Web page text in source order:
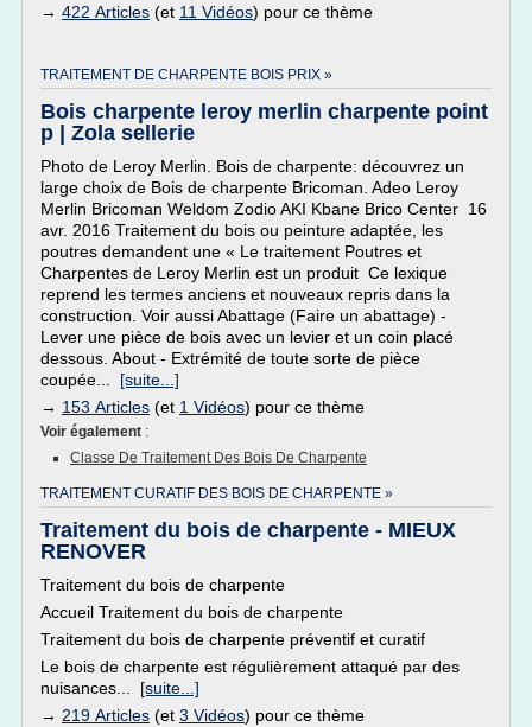
→ 422 Articles (et 11 Vidéos) pour ce thème
TRAITEMENT DE CHARPENTE BOIS PRIX »
Bois charpente leroy merlin charpente point
p | Zola sellerie
Photo de Leroy Merlin. Bois de charpente: découvrez un
large choix de Bois de charpente Bricoman. Adeo Leroy
Merlin Bricoman Weldom Zodio AKI Kbane Brico Center 16
avr. 2016 Traitement du bois ou peinture adaptée, les
poutres demandent une « Le traitement Poutres et
Charpentes de Leroy Merlin est un produit Ce lexique
reprend les termes anciens et nouveaux repris dans la
construction. Voir aussi Abattage (Faire un abattage) -
Lever une pièce de bois avec un levier et un coin placé
dessous. About - Extrémité de toute sorte de pièce
coupée... [suite...]
→ 153 Articles (et 1 Vidéos) pour ce thème
Voir également :
Classe De Traitement Des Bois De Charpente
TRAITEMENT CURATIF DES BOIS DE CHARPENTE »
Traitement du bois de charpente - MIEUX
RENOVER
Traitement du bois de charpente
Accueil Traitement du bois de charpente
Traitement du bois de charpente préventif et curatif
Le bois de charpente est régulièrement attaqué par des
nuisances... [suite...]
→ 219 Articles (et 3 Vidéos) pour ce thème